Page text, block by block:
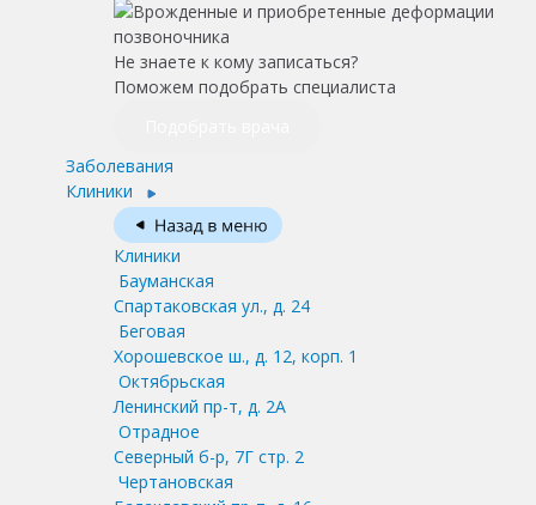
Не знаете к кому записаться?
Поможем подобрать специалиста
Заболевания
Клиники
Клиники
Бауманская
Спартаковская ул., д. 24
Беговая
Хорошевское ш., д. 12, корп. 1
Октябрьская
Ленинский пр-т, д. 2А
Отрадное
Северный б-р, 7Г стр. 2
Чертановская